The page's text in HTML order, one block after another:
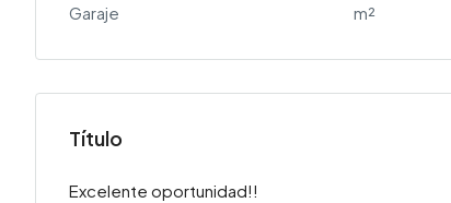
Garaje m²
Título
Excelente oportunidad!!